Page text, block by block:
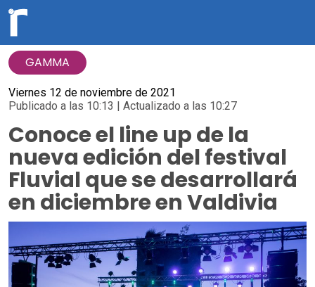
GAMMA
Viernes 12 de noviembre de 2021
Publicado a las 10:13 | Actualizado a las 10:27
Conoce el line up de la
nueva edición del festival
Fluvial que se desarrollará
en diciembre en Valdivia